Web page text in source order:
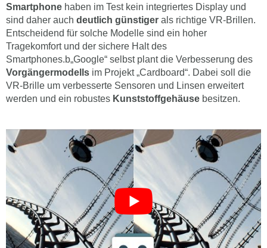
Smartphone haben im Test kein integriertes Display und
sind daher auch deutlich günstiger als richtige VR-Brillen.
Entscheidend für solche Modelle sind ein hoher
Tragekomfort und der sichere Halt des
Smartphones.b„Google“ selbst plant die Verbesserung des
Vorgängermodells im Projekt „Cardboard“. Dabei soll die
VR-Brille um verbesserte Sensoren und Linsen erweitert
werden und ein robustes Kunststoffgehäuse besitzen.